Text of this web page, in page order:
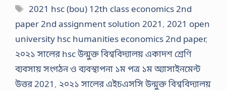
Tags
2021 hsc (bou) 12th class economics 2nd
paper 2nd assignment solution 2021 , 2021 open
university hsc humanities economics 2nd paper,
২০২১ সালের hsc উন্মুক্ত বিশ্ববিদ্যালয় একাদশ শ্রেণি
ব্যবসায় সংগঠন ও ব্যবস্থাপনা ১ম পত্র ১ম অ্যাসাইনমেন্ট
উত্তর 2021 , ২০২১ সালের এইচএসসি উন্মুক্ত বিশ্ববিদ্যালয়